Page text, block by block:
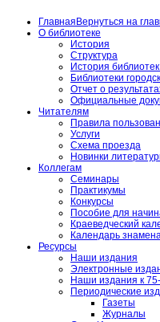
Главная Вернуться на
О библиотеке
История
Структура
История
Библиотеки
Отчет о
Официальные
Читателям
Правила
Услуги
Схема проезда
Новинки
Коллегам
Семинары
Практикумы
Конкурсы
Пособие для
Краеведческий
Календарь
Ресурсы
Наши издания
Электронные
Наши издания к
Периодические
Газеты
Журналы